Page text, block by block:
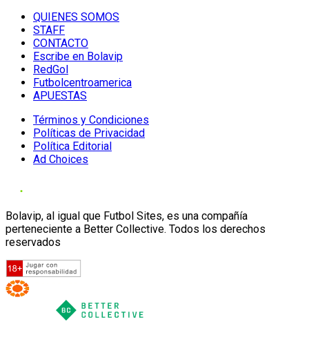
QUIENES SOMOS
STAFF
CONTACTO
Escribe en Bolavip
RedGol
Futbolcentroamerica
APUESTAS
Términos y Condiciones
Políticas de Privacidad
Política Editorial
Ad Choices
Bolavip, al igual que Futbol Sites, es una compañía
perteneciente a Better Collective. Todos los derechos
reservados